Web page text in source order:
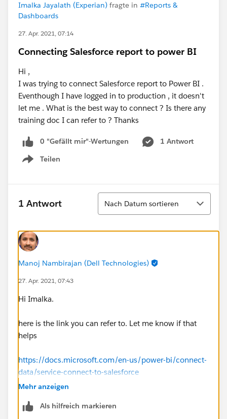
Imalka Jayalath (Experian) fragte in #Reports &
Dashboards
27. Apr. 2021, 07:14
Connecting Salesforce report to power BI
Hi ,
I was trying to connect Salesforce report to Power BI .
Eventhough I have logged in to production , it doesn't
let me . What is the best way to connect ? Is there any
training doc I can refer to ? Thanks
0 "Gefällt mir"-Wertungen
1 Antwort
Teilen
Show menu
1 Antwort
Sortieren
Nach Datum sortieren
Manoj Nambirajan (Dell Technologies)
27. Apr. 2021, 07:43
Hi Imalka.
here is the link you can refer to. Let me know if that
helps
https://docs.microsoft.com/en-us/power-bi/connect-
data/service-connect-to-salesforce
Mehr anzeigen
Als hilfreich markieren